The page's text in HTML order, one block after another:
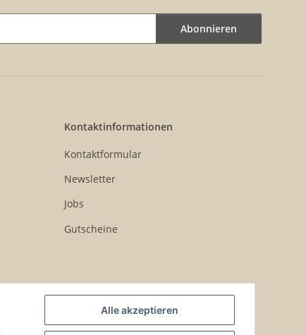
Alle akzeptieren
Abonnieren
Kontaktinformationen
Kontaktformular
Newsletter
Jobs
Gutscheine